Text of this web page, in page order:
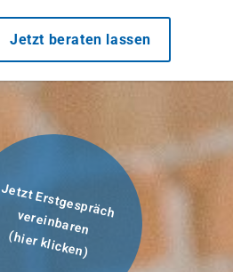
Jetzt beraten lassen
Jetzt Erstgespräch
vereinbaren
(hier klicken)